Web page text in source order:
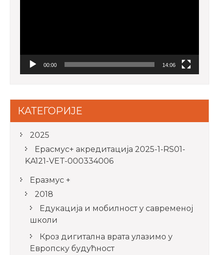
00:00 14:06
КАТЕГОРИЈЕ
2025
Ерасмус+ акредитацијa 2025-1-RS01-
KA121-VET-000334006
Еразмус +
2018
Едукација и мобилност у савременој
школи
Кроз дигитална врата улазимо у
Европску будућност